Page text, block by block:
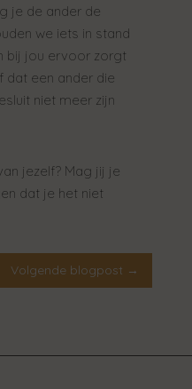
je de ander de
we iets in stand
bij jou ervoor zorgt
dat een ander die
niet meer zijn
jezelf? Mag jij je
dat je het niet
Volgende blogpost →